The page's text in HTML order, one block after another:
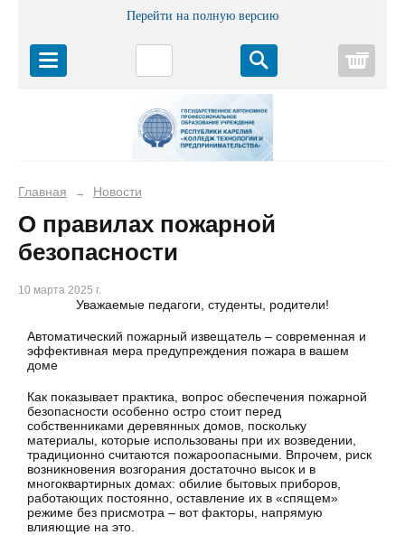
Перейти на полную версию
Главная → Новости
О правилах пожарной
безопасности
10 марта 2025 г.
Уважаемые педагоги, студенты, родители!
Автоматический пожарный извещатель – современная и
эффективная мера предупреждения пожара в вашем
доме
Как показывает практика, вопрос обеспечения пожарной
безопасности особенно остро стоит перед
собственниками деревянных домов, поскольку
материалы, которые использованы при их возведении,
традиционно считаются пожароопасными. Впрочем, риск
возникновения возгорания достаточно высок и в
многоквартирных домах: обилие бытовых приборов,
работающих постоянно, оставление их в «спящем»
режиме без присмотра – вот факторы, напрямую
влияющие на это.